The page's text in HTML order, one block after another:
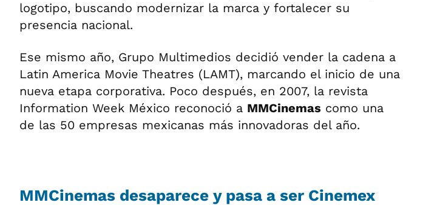
logotipo, buscando modernizar la marca y fortalecer su
presencia nacional.
Ese mismo año, Grupo Multimedios decidió vender la cadena a
Latin America Movie Theatres (LAMT), marcando el inicio de una
nueva etapa corporativa. Poco después, en 2007, la revista
Information Week México reconoció a MMCinemas como una
de las 50 empresas mexicanas más innovadoras del año.
MMCinemas desaparece y pasa a ser Cinemex